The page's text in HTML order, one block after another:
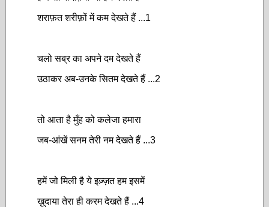
शराफ़त शरीफ़ों में कम देखते हैं ...1
चलो सब्र का अपने दम देखते हैं
उठाकर अब-उनके सितम देखते हैं ...2
तो आता है मुँह को कलेजा हमारा
जब-आंखें सनम तेरी नम देखते हैं ...3
हमें जो मिली है ये इज़्ज़त हम इसमें
ख़ुदाया तेरा ही करम देखते हैं ...4